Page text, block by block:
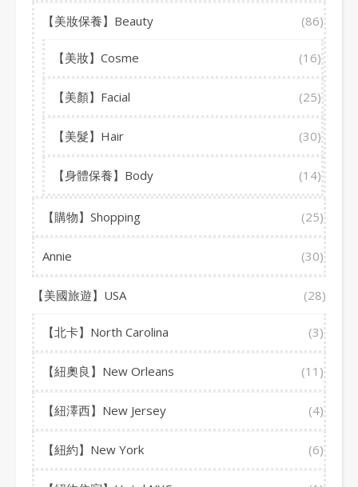
【美妝保養】Beauty (86)
【美妝】Cosme (16)
【美顏】Facial (25)
【美髮】Hair (30)
【身體保養】Body (14)
【購物】Shopping (25)
Annie (30)
【美國旅遊】USA (28)
【北卡】North Carolina (3)
【紐奧良】New Orleans (11)
【紐澤西】New Jersey (4)
【紐約】New York (6)